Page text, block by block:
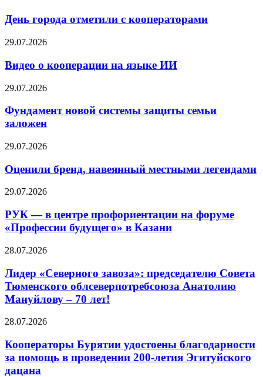
День города отметили с кооператорами
29.07.2026
Видео о кооперации на языке ИИ
29.07.2026
Фундамент новой системы защиты семьи
заложен
29.07.2026
Оценили бренд, навеянный местными легендами
29.07.2026
РУК — в центре профориентации на форуме
«Профессии будущего» в Казани
28.07.2026
Лидер «Северного завоза»: председателю Совета
Тюменского облсеверпотребсоюза Анатолию
Мануйлову – 70 лет!
28.07.2026
Кооператоры Бурятии удостоены благодарности
за помощь в проведении 200-летия Эгитуйского
дацана